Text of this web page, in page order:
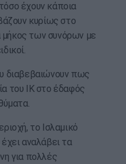
έχουν κάποια
κυρίως στο
των συνόρων με
διαβεβαιώνουν πως
του ΙΚ στο έδαφός
το Ισλαμικό
αναλάβει τα
για πολλές